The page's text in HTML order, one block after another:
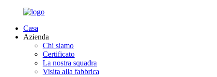
Casa
Azienda
Chi siamo
Certificato
La nostra squadra
Visita alla fabbrica